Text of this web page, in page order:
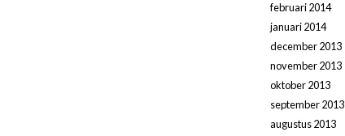
februari 2014
januari 2014
december 2013
november 2013
oktober 2013
september 2013
augustus 2013